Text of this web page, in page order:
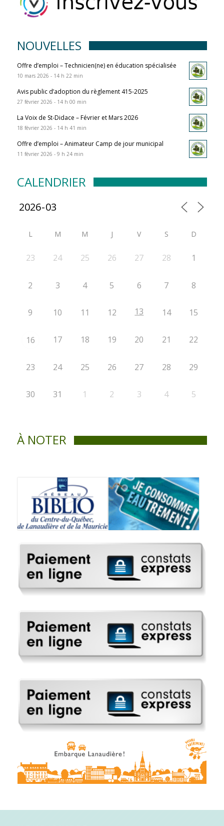
NOUVELLES
Offre d’emploi – Technicien(ne) en éducation spécialisée
10 mars 2026 - 14 h 22 min
Avis public d’adoption du règlement 415-2025
27 février 2026 - 14 h 00 min
La Voix de St-Didace – Février et Mars 2026
18 février 2026 - 14 h 41 min
Offre d’emploi – Animateur Camp de jour municipal
11 février 2026 - 9 h 24 min
CALENDRIER
L M M J V S D
23 24 25 26 27 28 1
2 3 4 5 6 7 8
9 10 11 12 13 14 15
16 17 18 19 20 21 22
23 24 25 26 27 28 29
30 31 1 2 3 4 5
À NOTER